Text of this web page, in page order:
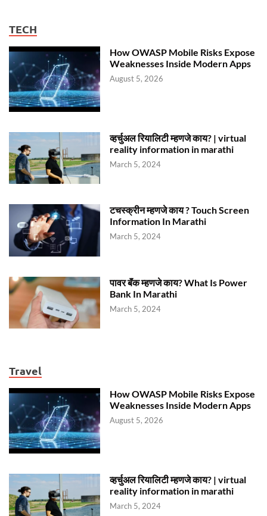
TECH
How OWASP Mobile Risks Expose
Weaknesses Inside Modern Apps
August 5, 2026
व्हर्चुअल रियालिटी म्हणजे काय? | virtual
reality information in marathi
March 5, 2024
टचस्क्रीन म्हणजे काय ? Touch Screen
Information In Marathi
March 5, 2024
पावर बॅंक म्हणजे काय? What Is Power
Bank In Marathi
March 5, 2024
Travel
How OWASP Mobile Risks Expose
Weaknesses Inside Modern Apps
August 5, 2026
व्हर्चुअल रियालिटी म्हणजे काय? | virtual
reality information in marathi
March 5, 2024